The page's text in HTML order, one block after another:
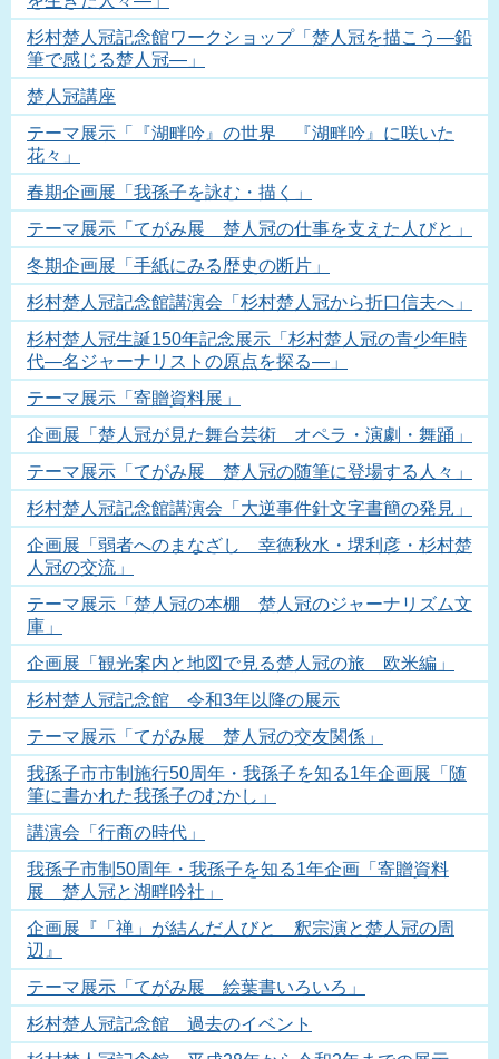
杉村楚人冠記念館ワークショップ「楚人冠を描こう―鉛
筆で感じる楚人冠―」
楚人冠講座
テーマ展示「『湖畔吟』の世界 『湖畔吟』に咲いた
花々」
春期企画展「我孫子を詠む・描く」
テーマ展示「てがみ展 楚人冠の仕事を支えた人びと」
冬期企画展「手紙にみる歴史の断片」
杉村楚人冠記念館講演会「杉村楚人冠から折口信夫へ」
杉村楚人冠生誕150年記念展示「杉村楚人冠の青少年時
代―名ジャーナリストの原点を探る―」
テーマ展示「寄贈資料展」
企画展「楚人冠が見た舞台芸術 オペラ・演劇・舞踊」
テーマ展示「てがみ展 楚人冠の随筆に登場する人々」
杉村楚人冠記念館講演会「大逆事件針文字書簡の発見」
企画展「弱者へのまなざし 幸徳秋水・堺利彦・杉村楚
人冠の交流」
テーマ展示「楚人冠の本棚 楚人冠のジャーナリズム文
庫」
企画展「観光案内と地図で見る楚人冠の旅 欧米編」
杉村楚人冠記念館 令和3年以降の展示
テーマ展示「てがみ展 楚人冠の交友関係」
我孫子市市制施行50周年・我孫子を知る1年企画展「随
筆に書かれた我孫子のむかし」
講演会「行商の時代」
我孫子市制50周年・我孫子を知る1年企画「寄贈資料
展 楚人冠と湖畔吟社」
企画展『「禅」が結んだ人びと 釈宗演と楚人冠の周
辺』
テーマ展示「てがみ展 絵葉書いろいろ」
杉村楚人冠記念館 過去のイベント